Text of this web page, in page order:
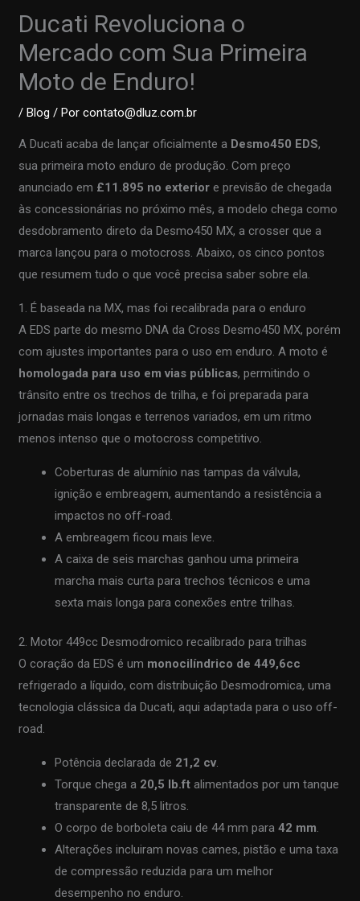
Ducati Revoluciona o
Mercado com Sua Primeira
Moto de Enduro!
/Blog / Porcontato@dluz.com.br
A Ducati acaba de lançar oficialmente a Desmo450 EDS,
sua primeira moto enduro de produção. Com preço
anunciado em £11.895 no exterior e previsão de chegada
às concessionárias no próximo mês, a modelo chega como
desdobramento direto da Desmo450 MX, a crosser que a
marca lançou para o motocross. Abaixo, os cinco pontos
que resumem tudo o que você precisa saber sobre ela.
1. É baseada na MX, mas foi recalibrada para o enduro
A EDS parte do mesmo DNA da Cross Desmo450 MX, porém
com ajustes importantes para o uso em enduro. A moto é
homologada para uso em vias públicas, permitindo o
trânsito entre os trechos de trilha, e foi preparada para
jornadas mais longas e terrenos variados, em um ritmo
menos intenso que o motocross competitivo.
Coberturas de alumínio nas tampas da válvula,
ignição e embreagem, aumentando a resistência a
impactos no off-road.
A embreagem ficou mais leve.
A caixa de seis marchas ganhou uma primeira
marcha mais curta para trechos técnicos e uma
sexta mais longa para conexões entre trilhas.
2. Motor 449cc Desmodromico recalibrado para trilhas
O coração da EDS é um monocilíndrico de 449,6cc
refrigerado a líquido, com distribuição Desmodromica, uma
tecnologia clássica da Ducati, aqui adaptada para o uso off-
road.
Potência declarada de 21,2 cv.
Torque chega a 20,5 lb.ft alimentados por um tanque
transparente de 8,5 litros.
O corpo de borboleta caiu de 44 mm para42 mm.
Alterações incluiram novas cames, pistão e uma taxa
de compressão reduzida para um melhor
desempenho no enduro.